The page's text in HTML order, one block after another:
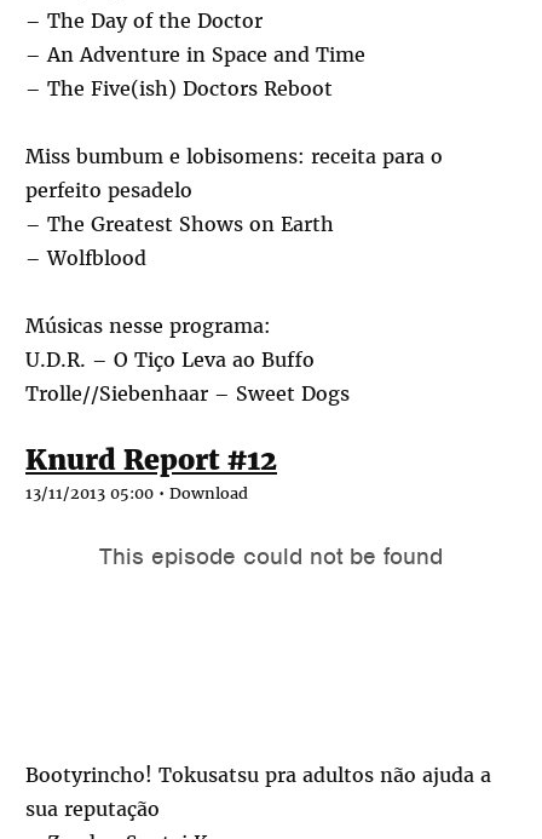
– The Day of the Doctor
– An Adventure in Space and Time
– The Five(ish) Doctors Reboot
Miss bumbum e lobisomens: receita para o
perfeito pesadelo
– The Greatest Shows on Earth
– Wolfblood
Músicas nesse programa:
U.D.R. – O Tiço Leva ao Buffo
Trolle//Siebenhaar – Sweet Dogs
Knurd Report #12
13/11/2013 05:00 • Download
Bootyrincho! Tokusatsu pra adultos não ajuda a
sua reputação